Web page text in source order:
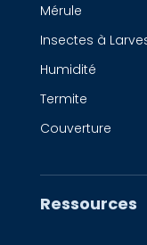
Mérule
Insectes à
Humidité
Termite
Couverture
Ressources